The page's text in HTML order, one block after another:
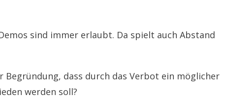
sind immer erlaubt. Da spielt auch Abstand
Begründung, dass durch das Verbot ein möglicher
werden soll?